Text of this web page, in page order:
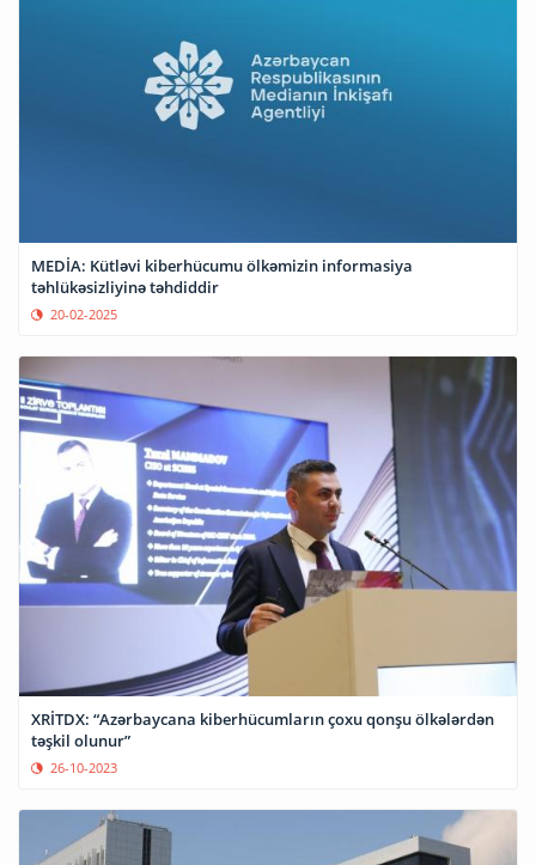
MEDİA: Kütləvi kiberhücumu ölkəmizin informasiya
təhlükəsizliyinə təhdiddir
20-02-2025
XRİTDX: “Azərbaycana kiberhücumların çoxu qonşu ölkələrdən
təşkil olunur”
26-10-2023